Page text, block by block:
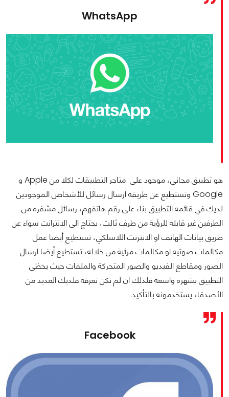
WhatsApp
هو تطبيق مجانى، موجود على متاجر التطبيقات لكلا من Apple و
Google وتستطيع عن طريقه ارسال رسائل للأشخاص الموجودين
لديك في قائمه التطبيق بناء على رقم هاتفهم، رسائل مشفره من
الطرفين غير قابله للرؤية من طرف ثالث، يحتاج الى الانترانت سواء عن
طريق بيانات الهاتف او الانترنت اللاسلكي، تستطيع أيضا عمل
مكالمات صوتيه او مكالمات مرئية من خلاله، تستطيع أيضا ارسال
الصور ومقاطع الفيديو والصور المتحركة والملفات حيث يحظى
التطبيق بشهره واسعه فلذلك ان لم تكن تعرفه فلديك العديد من
الأصدقاء يستخدمونه بالتأكيد.
Facebook